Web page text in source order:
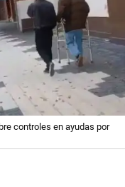
controles en ayudas por